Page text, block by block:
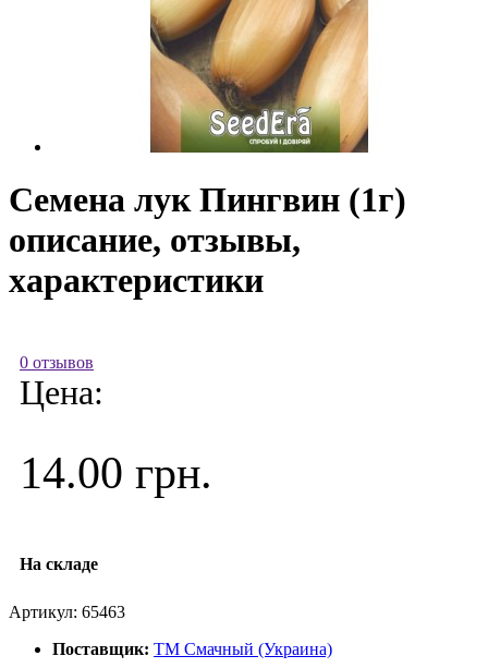
Семена лук Пингвин (1г)
описание, отзывы,
характеристики
0 отзывов
Цена:
14.00 грн.
На складе
Артикул: 65463
Поставщик: ТМ Смачный (Украина)